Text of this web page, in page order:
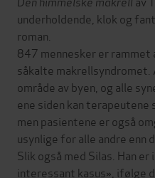
underholdende, klok og
roman.
847 mennesker er
såkalte
område av byen, og alle
ene siden kan terapeutene
men pasientene er også
usynlige for alle andre enn
Slik også med Silas. Han
interessant kasus», ifølge